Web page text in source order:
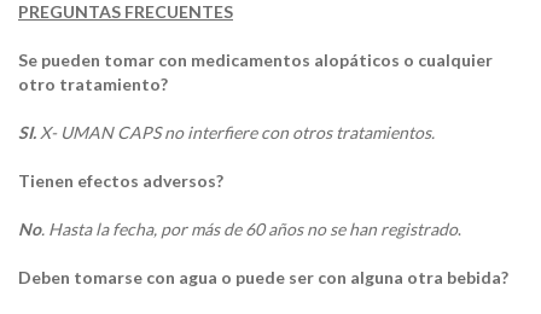
PREGUNTAS FRECUENTES
Se pueden tomar con medicamentos alopáticos o cualquier
otro tratamiento?
SI. X- UMAN CAPS no interfiere con otros tratamientos.
Tienen efectos adversos?
No. Hasta la fecha, por más de 60 años no se han registrado.
Deben tomarse con agua o puede ser con alguna otra bebida?